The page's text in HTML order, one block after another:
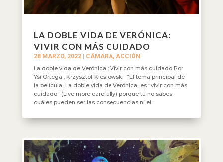
LA DOBLE VIDA DE VERÓNICA:
VIVIR CON MÁS CUIDADO
28 MARZO, 2022| CÁMARA, ACCIÓN
La doble vida de Verónica : Vivir con más cuidado Por
Ysi Ortega . Krzysztof Kieślowski “El tema principal de
la película, La doble vida de Verónica, es “vivir con más
cuidado” (Live more carefully) porque tú no sabes
cuáles pueden ser las consecuencias ni el...